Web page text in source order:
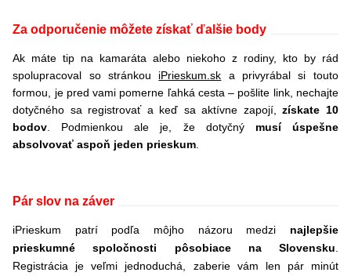
Za odporučenie môžete získať ďalšie body
Ak máte tip na kamaráta alebo niekoho z rodiny, kto by rád
spolupracoval so stránkou iPrieskum.sk a privyrábal si touto
formou, je pred vami pomerne ľahká cesta – pošlite link, nechajte
dotyčného sa registrovať a keď sa aktívne zapojí,získate 10
bodov . Podmienkou ale je, že dotyčný musí úspešne
absolvovať aspoň jeden prieskum
Pár slov na záver
iPrieskum patrí podľa môjho názoru medzi najlepšie
prieskumné spoločnosti pôsobiace na Slovensku
Registrácia je veľmi jednoduchá, zaberie vám len pár minút